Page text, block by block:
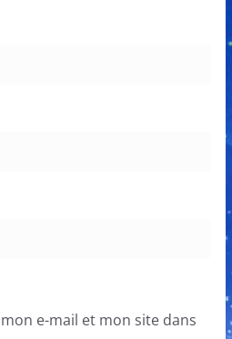
e-mail et mon site dans